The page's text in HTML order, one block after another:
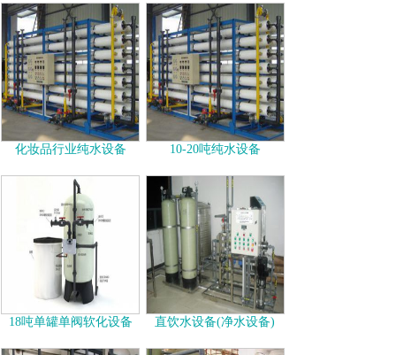
化妆品行业纯水设备 10-20吨纯水设备
18吨单罐单阀软化设备 直饮水设备(净水设备)